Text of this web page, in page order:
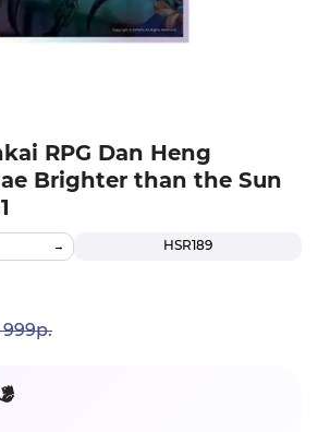
RPG Dan Heng
Brighter than the Sun
HSR189
999р.